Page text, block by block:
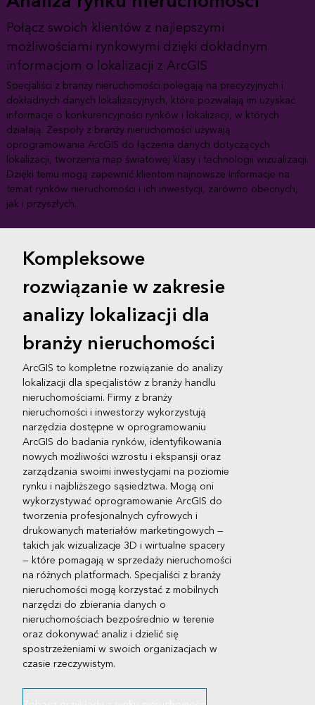
Połącz swoich klientów z najlepszymi
możliwościami rynkowymi dzięki dokładnym
informacjom o lokalizacji z ArcGIS
Specjaliści z branży nieruchomości polegają na precyzyjnych i
dokładnych danych lokalizacyjnych, które pozwalają im uzyskać
informacje o konkurencyjności rynków i lokalizacji, w których
działają. Zespoły z branży nieruchomości używają
oprogramowania ArcGIS do łączenia danych dotyczących
lokalizacji, tworzenia map światowej klasy i technologii wizualizacji.
Dzięki temu mogą zapewnić klientom najnowsze informacje na
temat rynków nieruchomości i ich inwestycji, zarówno obecnych,
jak i przyszłych.
Kompleksowe
rozwiązanie w zakresie
analizy lokalizacji dla
branży nieruchomości
ArcGIS to kompletne rozwiązanie do analizy
lokalizacji dla specjalistów z branży handlu
nieruchomościami. Firmy z branży
nieruchomości i inwestorzy wykorzystują
narzędzia dostępne w oprogramowaniu
ArcGIS do badania rynków, identyfikowania
nowych możliwości wzrostu i ekspansji oraz
zarządzania swoimi inwestycjami na poziomie
rynku i najbliższego sąsiedztwa. Mogą oni
wykorzystywać oprogramowanie ArcGIS do
tworzenia profesjonalnych cyfrowych i
drukowanych materiałów marketingowych —
takich jak wizualizacje 3D i wirtualne spacery
— które pomagają w sprzedaży nieruchomości
na różnych platformach. Specjaliści z branży
nieruchomości mogą korzystać z mobilnych
narzędzi do zbierania danych o
nieruchomościach bezpośrednio w terenie
oraz dokonywać analiz i dzielić się
spostrzeżeniami w swoich organizacjach w
czasie rzeczywistym.